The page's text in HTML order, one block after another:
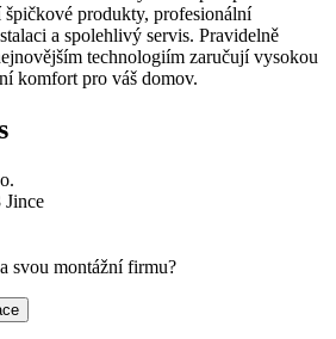
produkty, profesionální
a spolehlivý servis. Pravidelně
technologiím zaručují vysokou
komfort pro váš domov.
Jince
svou montážní firmu?